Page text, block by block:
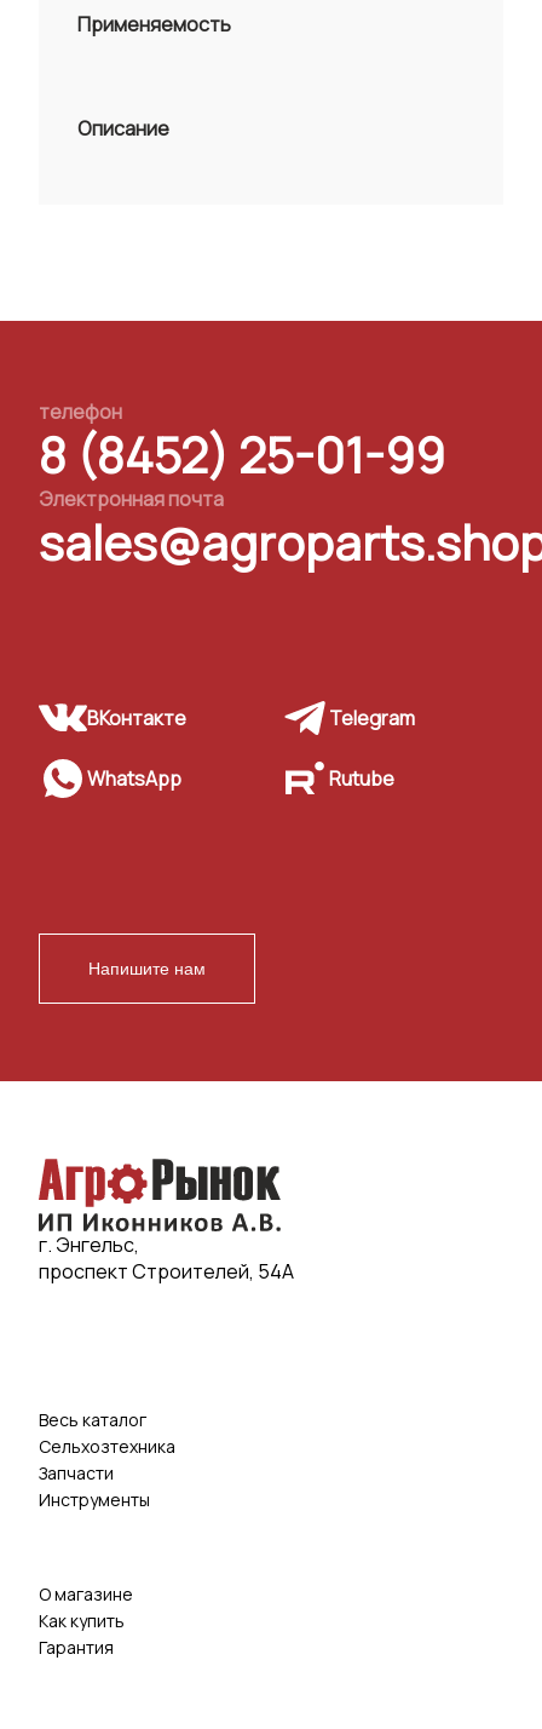
Применяемость
Описание
телефон
8 (8452) 25-01-99
Электронная почта
ВКонтакте Telegram
WhatsApp Rutube
Напишите нам
г. Энгельс,
проспект Строителей, 54А
Весь каталог
Сельхозтехника
Запчасти
Инструменты
О магазине
Как купить
Гарантия